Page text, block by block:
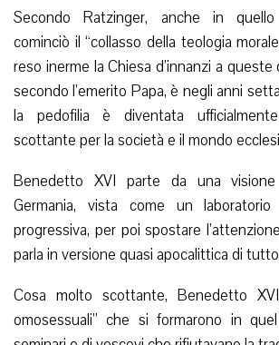
Secondo Ratzinger, anche in
cominciò il “collasso della teologia
reso inerme la Chiesa d’innanzi a
secondo l’emerito Papa, è negli anni
la pedofilia è diventata
scottante per la società e il mondo
Benedetto XVI parte da una
Germania, vista come un
progressiva, per poi spostare
parla in versione quasi apocalittica di
Cosa molto scottante, Benedetto
omosessuali” che si formarono in